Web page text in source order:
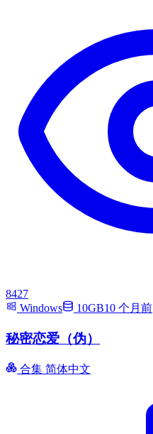
8427
Windows
10GB10 个月前
秘密恋爱（伪）
合集 简体中文